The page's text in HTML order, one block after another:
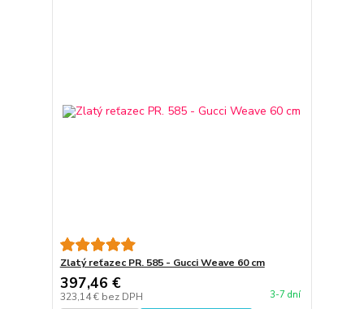
Zlatý reťazec PR. 585 - Gucci Weave 60 cm
397,46 €
323,14 € bez DPH 3-7 dní